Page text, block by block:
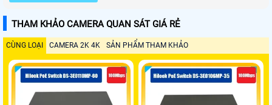
THAM KHẢO CAMERA QUAN SÁT GIÁ RẺ
CÙNG LOẠI CAMERA 2K 4K SẢN PHẨM THAM KHẢO